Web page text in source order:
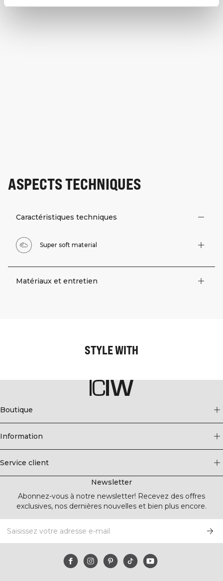
ASPECTS TECHNIQUES
Caractéristiques techniques
Super soft material
Matériaux et entretien
STYLE WITH
Boutique
Information
Service client
Newsletter
Abonnez-vous à notre newsletter! Recevez des offres
exclusives, nos dernières nouvelles et bien plus encore.